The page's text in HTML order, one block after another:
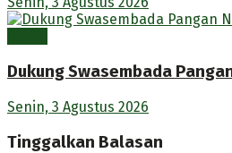
Dukung Swasembada
Senin, 3 Agustus 2026
Tinggalkan Balasan